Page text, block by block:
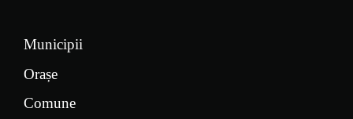
Municipii
Orașe
Comune